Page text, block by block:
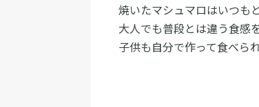
焼いたマシュマロはいつも
大人でも普段とは違う食感
子供も自分で作って食べら